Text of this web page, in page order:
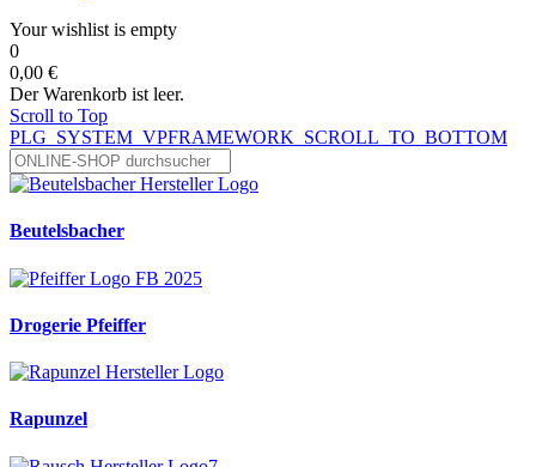
Your wishlist is empty
0
0,00 €
Der Warenkorb ist leer.
Scroll to Top
PLG_SYSTEM_VPFRAMEWORK_SCROLL_TO_BOTTOM
Beutelsbacher
Drogerie Pfeiffer
Rapunzel